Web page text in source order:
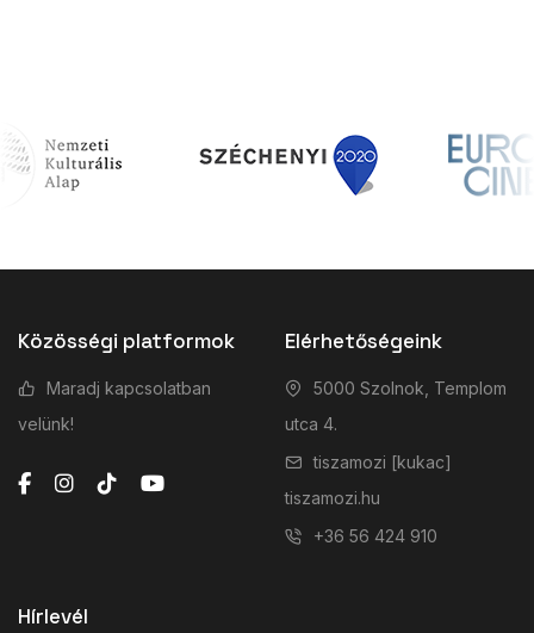
Közösségi platformok
Maradj kapcsolatban
velünk!
Elérhetőségeink
5000 Szolnok, Templom
utca 4.
tiszamozi [kukac]
tiszamozi.hu
+36 56 424 910
Hírlevél